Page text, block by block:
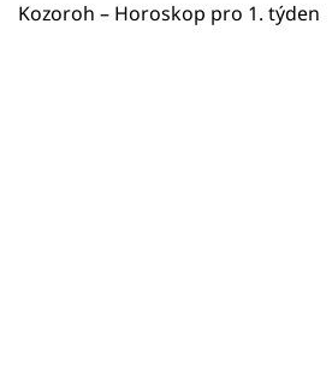
Kozoroh – Horoskop pro 1. týden